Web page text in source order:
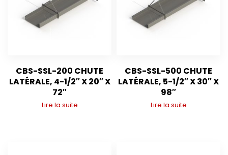
CBS-SSL-200 CHUTE
LATÉRALE, 4-1/2″ X 20″ X
72″
Lire la suite
CBS-SSL-500 CHUTE
LATÉRALE, 5-1/2″ X 30″ X
98″
Lire la suite